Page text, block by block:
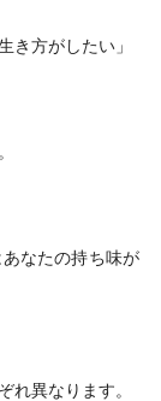
き方がしたい」
なたの持ち味が
れ異なります。